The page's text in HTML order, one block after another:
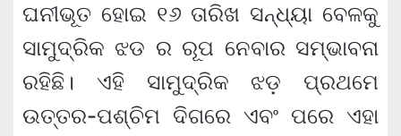
ଘନୀଭୂତ ହୋଇ ୧୬ ତାରିଖ ସନ୍ଧ୍ୟା ବେଳକୁ
ସାମୁଦ୍ରିକ ଝଡ ର ରୂପ ନେବାର ସମ୍ଭାବନା
ରହିଛି। ଏହି ସାମୁଦ୍ରିକ ଝଡ଼ ପ୍ରଥମେ
ଉତ୍ତର-ପଶ୍ଚିମ ଦିଗରେ ଏବଂ ପରେ ଏହା